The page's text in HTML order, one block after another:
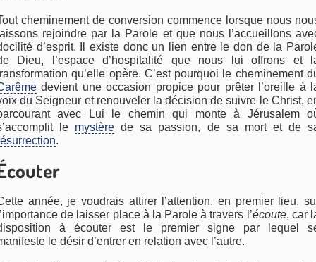
cheminement de conversion commence lorsque nous
rejoindre par la Parole et que nous l’accueillons
d’esprit. Il existe donc un lien entre le don de la
Dieu, l’espace d’hospitalité que nous lui offrons et
qu’elle opère. C’est pourquoi le cheminement
devient une occasion propice pour prêter l’oreille à
du Seigneur et renouveler la décision de suivre le Christ,
avec Lui le chemin qui monte à Jérusalem
le mystère de sa passion, de sa mort et de
.
année, je voudrais attirer l’attention, en premier lieu,
de laisser place à la Parole à travers l’écoute, car
à écouter est le premier signe par lequel
le désir d’entrer en relation avec l’autre.